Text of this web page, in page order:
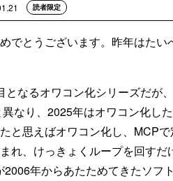
読者限定
でとうございます。昨年はた
となるオワコン化シリーズだが、
異なり、2025年はオワコン化し
と思えばオワコン化し、MCP
れ、けっきょくループを回す
2006年からあたためてきたソ